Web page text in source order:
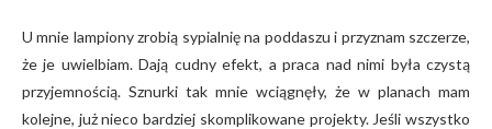
U mnie lampiony zrobią sypialnię na poddaszu i przyznam szczerze,
że je uwielbiam. Dają cudny efekt, a praca nad nimi była czystą
przyjemnością. Sznurki tak mnie wciągnęły, że w planach mam
kolejne, już nieco bardziej skomplikowane projekty. Jeśli wszystko